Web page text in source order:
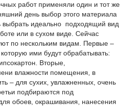
работ применяли один и тот же
день выбор этого материала
выбрать идеально подходящий вид
или в сухом виде. Сейчас
по нескольким видам. Первые –
ими будут обрабатывать:
Вторые,
влажности помещения, в
– для сухих, увлажненных, очень
подбираются под
обоев, окрашивания, нанесения